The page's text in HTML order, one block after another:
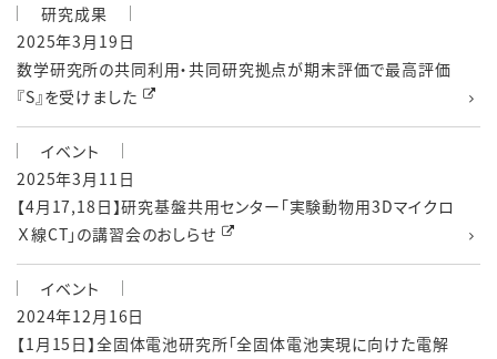
研究成果
2025年3月19日
数学研究所の共同利用・共同研究拠点が期末評価で最高評価
『S』を受けました
イベント
2025年3月11日
【4月17,18日】研究基盤共用センター「実験動物用3Dマイクロ
Ｘ線CT」の講習会のおしらせ
イベント
2024年12月16日
【1月15日】全固体電池研究所「全固体電池実現に向けた電解